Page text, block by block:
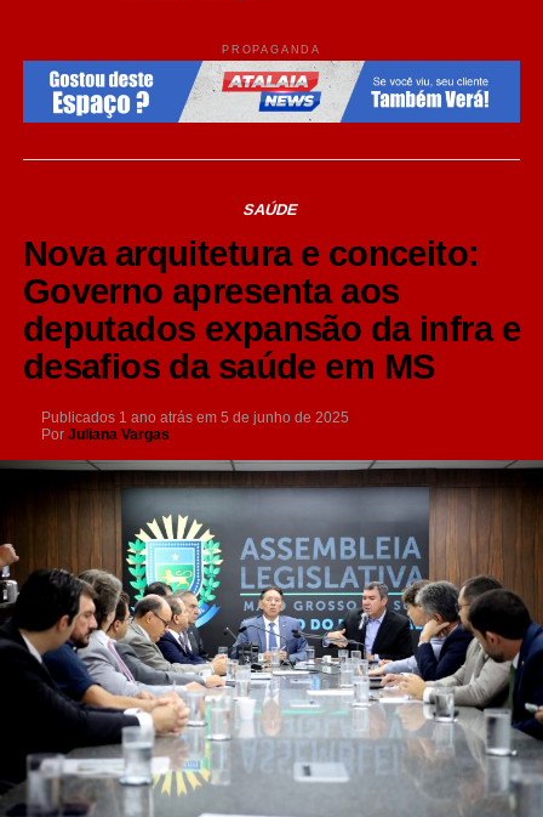
PROPAGANDA
SAÚDE
Nova arquitetura e conceito:
Governo apresenta aos
deputados expansão da infra e
desafios da saúde em MS
Publicados 1 ano atrás em 5 de junho de 2025
Por Juliana Vargas